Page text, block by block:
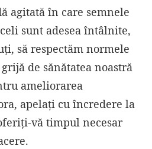
agitată în care semnele
sunt adesea întâlnite,
să respectăm normele
de sănătatea noastră
ameliorarea
apelați cu încredere la
vă timpul necesar